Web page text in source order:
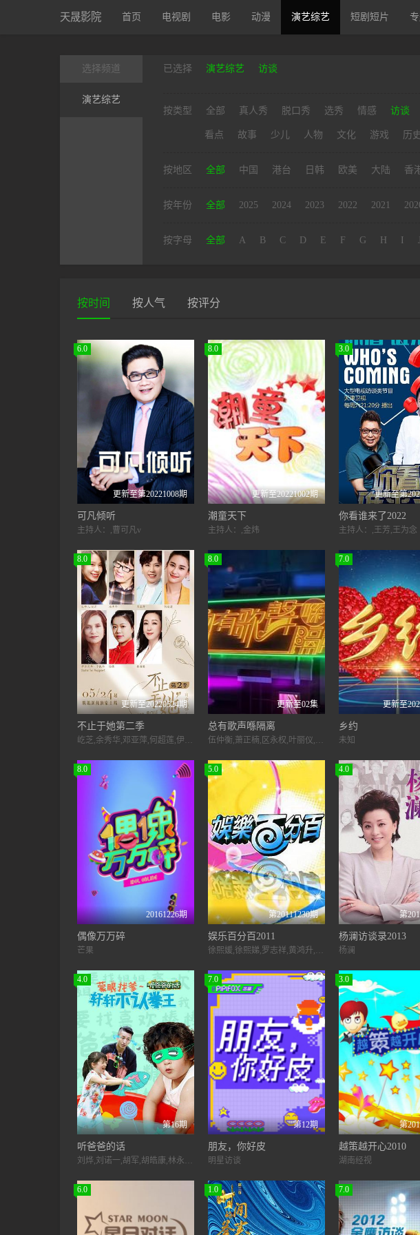
天晟影院 首页 电视剧 电影 动漫 演艺综艺 短剧短片
选择频道
演艺综艺
已选择 演艺综艺 访谈
按类型 全部 真人秀 脱口秀 选秀 情感 访谈
看点 故事 少儿 人物 文化 游戏 历史
按地区 全部 中国 港台 日韩 欧美 大陆 香
按年份 全部 2025 2024 2023 2022 2021
按字母 全部 A B C D E F G H I
按时间 按人气 按评分
6.0
更新至第20221008期
可凡倾听
主持人：,曹可凡v
8.0
更新至20221002期
潮童天下
主持人：,金炜
3.0
更新至第
你看谁来了2022
主持人：,王芳,王为念
8.0
更新至20220524期
不止于她第二季
屹芝,余秀华,邓亚萍,何超莲,伊莎贝尔·于佩尔,杨倩,秦海璐
8.0
更新至02集
总有歌声喺隔离
伍仲衡,萧正楠,区永权,叶丽仪,陈秋霞,陈晓东,吴业坤
7.0
更新至
乡约
未知
8.0
20161226期
偶像万万碎
芒果
5.0
第20111230期
娱乐百分百2011
徐熙媛,徐熙娣,罗志祥,黄鸿升,简恺乐,敖犬,廖威廉
4.0
第
杨澜访谈录2013
杨澜
4.0
第16期
听爸爸的话
刘烨,刘诺一,胡军,胡皓康,林永健,林大竣,邹市明,邹明轩,夏克立,Christopher,Downs,夏天
7.0
第12期
朋友，你好皮
明星访谈
3.0
第
越策越开心2010
湖南经视
6.0 1.0 7.0